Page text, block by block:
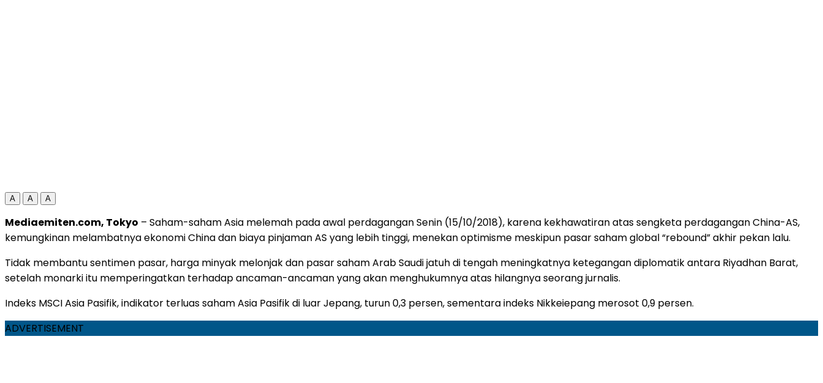
A A A
Mediaemiten.com, Tokyo – Saham-saham Asia melemah pada awal perdagangan Senin (15/10/2018), karena kekhawatiran atas sengketa perdagangan China-AS,
kemungkinan melambatnya ekonomi China dan biaya pinjaman AS yang lebih tinggi, menekan optimisme meskipun pasar saham global “rebound” akhir pekan lalu.
Tidak membantu sentimen pasar, harga minyak melonjak dan pasar saham Arab Saudi jatuh di tengah meningkatnya ketegangan diplomatik antara Riyadhan Barat,
setelah monarki itu memperingatkan terhadap ancaman-ancaman yang akan menghukumnya atas hilangnya seorang jurnalis.
Indeks MSCI Asia Pasifik, indikator terluas saham Asia Pasifik di luar Jepang, turun 0,3 persen, sementara indeks Nikkeiepang merosot 0,9 persen.
ADVERTISEMENT